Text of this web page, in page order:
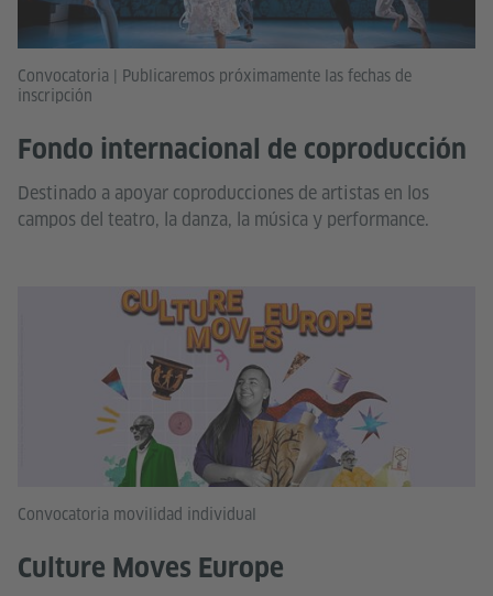
Convocatoria | Publicaremos próximamente las fechas de
inscripción
Fondo internacional de coproducción
Destinado a apoyar coproducciones de artistas en los
campos del teatro, la danza, la música y performance.
Convocatoria movilidad individual
Culture Moves Europe